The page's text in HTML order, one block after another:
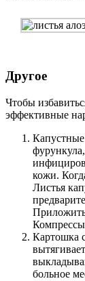
Другое
Чтобы
эффективные
Капустные
кожи.
Листья
Приложить
Картошка
больное